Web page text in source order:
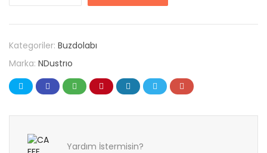
Kategoriler: Buzdolabı
Marka: NDustrıo
Yardım İstermisin?